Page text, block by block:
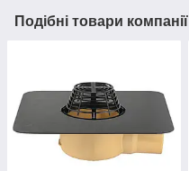
Подібні товари компанії